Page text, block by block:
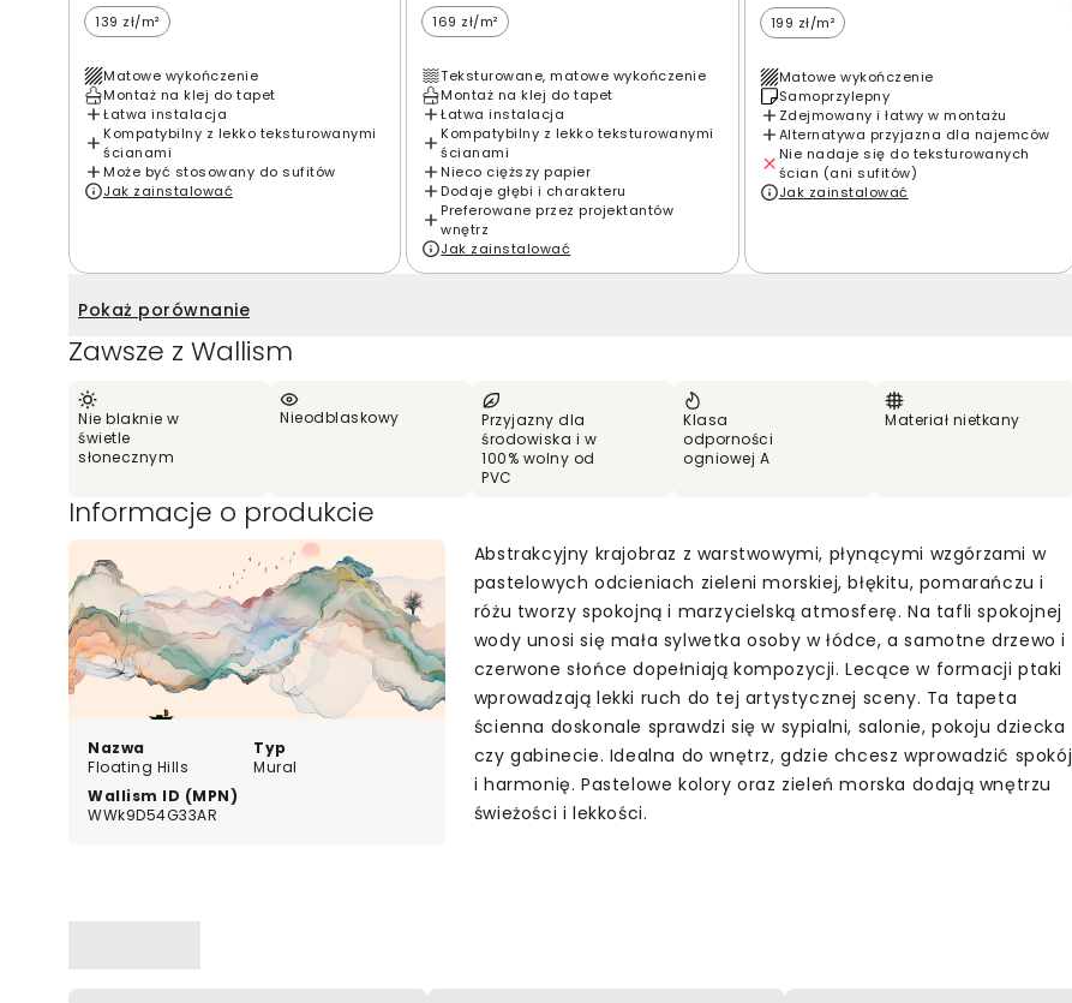
139 zł/m²
Matowe wykończenie
Montaż na klej do tapet
Łatwa instalacja
Kompatybilny z lekko teksturowanymi
ścianami
Może być stosowany do sufitów
Jak zainstalować
169 zł/m²
Teksturowane, matowe wykończenie
Montaż na klej do tapet
Łatwa instalacja
Kompatybilny z lekko teksturowanymi
ścianami
Nieco cięższy papier
Dodaje głębi i charakteru
Preferowane przez projektantów
wnętrz
Jak zainstalować
199 zł/m²
Matowe wykończenie
Samoprzylepny
Zdejmowany i łatwy w montażu
Alternatywa przyjazna dla najemców
Nie nadaje się do teksturowanych
ścian (ani sufitów)
Jak zainstalować
Pokaż porównanie
Zawsze z Wallism
Nie blaknie w
świetle
słonecznym
Nieodblaskowy
Przyjazny dla
środowiska i w
100% wolny od
PVC
Klasa
odporności
ogniowej A
Materiał nietkany
Informacje o produkcie
Nazwa
Floating Hills
Typ
Mural
Wallism ID (MPN)
WWk9D54G33AR
Abstrakcyjny krajobraz z warstwowymi, płynącymi wzgórzami w
pastelowych odcieniach zieleni morskiej, błękitu, pomarańczu i
różu tworzy spokojną i marzycielską atmosferę. Na tafli spokojnej
wody unosi się mała sylwetka osoby w łódce, a samotne drzewo i
czerwone słońce dopełniają kompozycji. Lecące w formacji ptaki
wprowadzają lekki ruch do tej artystycznej sceny. Ta tapeta
ścienna doskonale sprawdzi się w sypialni, salonie, pokoju dziecka
czy gabinecie. Idealna do wnętrz, gdzie chcesz wprowadzić spokój
i harmonię. Pastelowe kolory oraz zieleń morska dodają wnętrzu
świeżości i lekkości.